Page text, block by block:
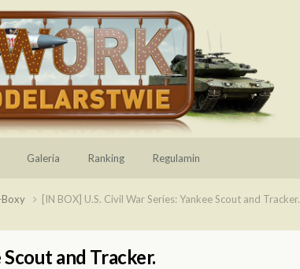
Galeria Ranking Regulamin
Boxy [IN BOX] U.S. Civil War Series: Yankee Scout and Tracker.
Scout and Tracker.